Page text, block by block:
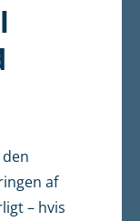
den
af
– hvis